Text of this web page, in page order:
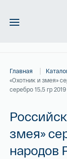
Слитки
Новинки
Скидки
Главная
«Охотник и змея»
серебро 15,5 гр 2019
змея»
народов